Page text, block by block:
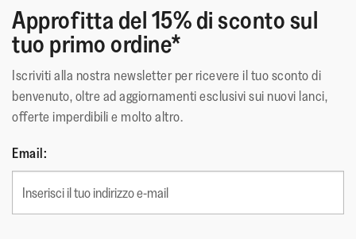
Approfitta del 15% di sconto sul
tuo primo ordine*
Iscriviti alla nostra newsletter per ricevere il tuo sconto di
benvenuto, oltre ad aggiornamenti esclusivi sui nuovi lanci,
offerte imperdibili e molto altro.
Email: